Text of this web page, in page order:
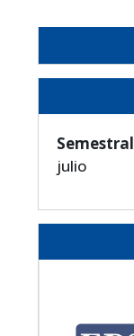
Semestral
julio